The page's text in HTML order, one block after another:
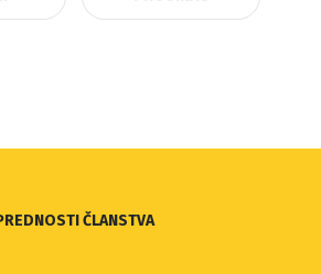
ČLANSTVA